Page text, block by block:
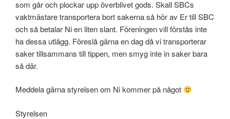
som går och plockar upp överblivet gods. Skall SBCs
vaktmästare transportera bort sakerna så hör av Er till SBC
och så betalar Ni en liten slant. Föreningen vill förstås inte
ha dessa utlägg. Föreslå gärna en dag då vi transporterar
saker tillsammans till tippen, men smyg inte in saker bara
så där.
Meddela gärna styrelsen om Ni kommer på något
Styrelsen